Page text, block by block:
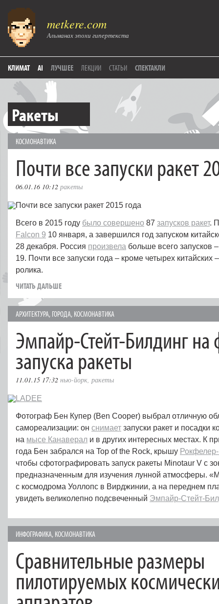
metkere.com
Альманах эпохи гипертекста
КЛИМАТ AI ЛУЧШЕЕ ЛЕКЦИИ СТАТЬИ СПЕКТАКЛИ
Ракеты
КОСМОНАВТИКА
Почти все запуски ракет
06.01.16 10:12 ракеты
Всего в 2015 году было совершено 87 запусков ракет.
Falcon 9 10 января, а завершился год запуском
28 декабря. Россия произвела больше всего запусков
19. Почти все запуски года – кроме четырех китайских
ролика.
ЧИТАТЬ ДАЛЬШЕ
АРХИТЕКТУРА, ГОРОДА, КОСМОНАВТИКА
Эмпайр-Стейт-Билдинг на
запуска ракеты
11.01.15 17:32 нью-йорк, ракеты
Фотограф Бен Купер (Ben Cooper) выбрал отличную
самореализации: он снимает запуски ракет и посадки
на мысе Канаверал и в других интересных местах. К
года Бен забрался на Top of the Rock, крышу
чтобы сфотографировать запуск ракеты Minotaur V с
предназначенным для изучения лунной атмосферы.
с космодрома Уоллопс в Вирджинии, а на переднем
увидеть великолепно подсвеченный Эмпайр-Стейт-
ИНФОГРАФИКА, КОСМОНАВТИКА
Сравнительные размеры
пилотируемых